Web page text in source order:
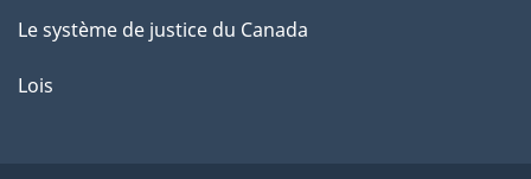
Le système de justice du Canada
Lois